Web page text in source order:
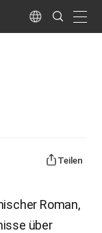
Language
Search
Submit
Teilen
Roman,
über